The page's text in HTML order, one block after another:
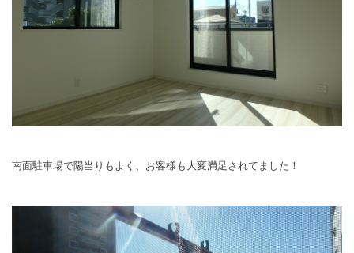
南面駐車場で陽当りもよく、お客様も大変満足されてました！